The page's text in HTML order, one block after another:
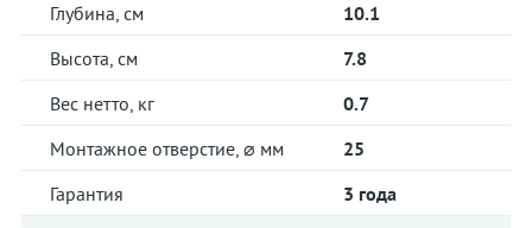
Глубина, см
10.1
Высота, см
7.8
Вес нетто, кг
0.7
Монтажное отверстие, ⌀ мм
25
Гарантия
3 года